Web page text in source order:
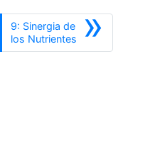
»
9: Sinergia de
los Nutrientes Siguiente